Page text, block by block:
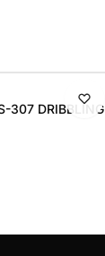
307 DRIBBLING